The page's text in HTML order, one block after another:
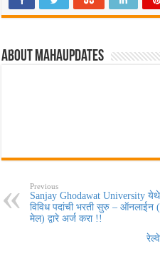
About MahaUpdates
Previous
Sanjay Ghodawat University येथे
विविध पदांची भरती सुरु – ऑनलाईन
मेल) द्वारे अर्ज करा !!